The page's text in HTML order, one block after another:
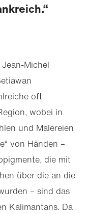
Michel
oft
wobei in
und Malereien
von Händen –
die mit
über die an die
– sind das
Kalimantans. Da